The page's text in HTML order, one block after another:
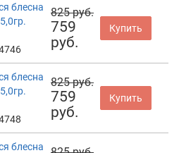
блесна
825 руб.
759
руб.
Купить
блесна
825 руб.
759
руб.
Купить
блесна